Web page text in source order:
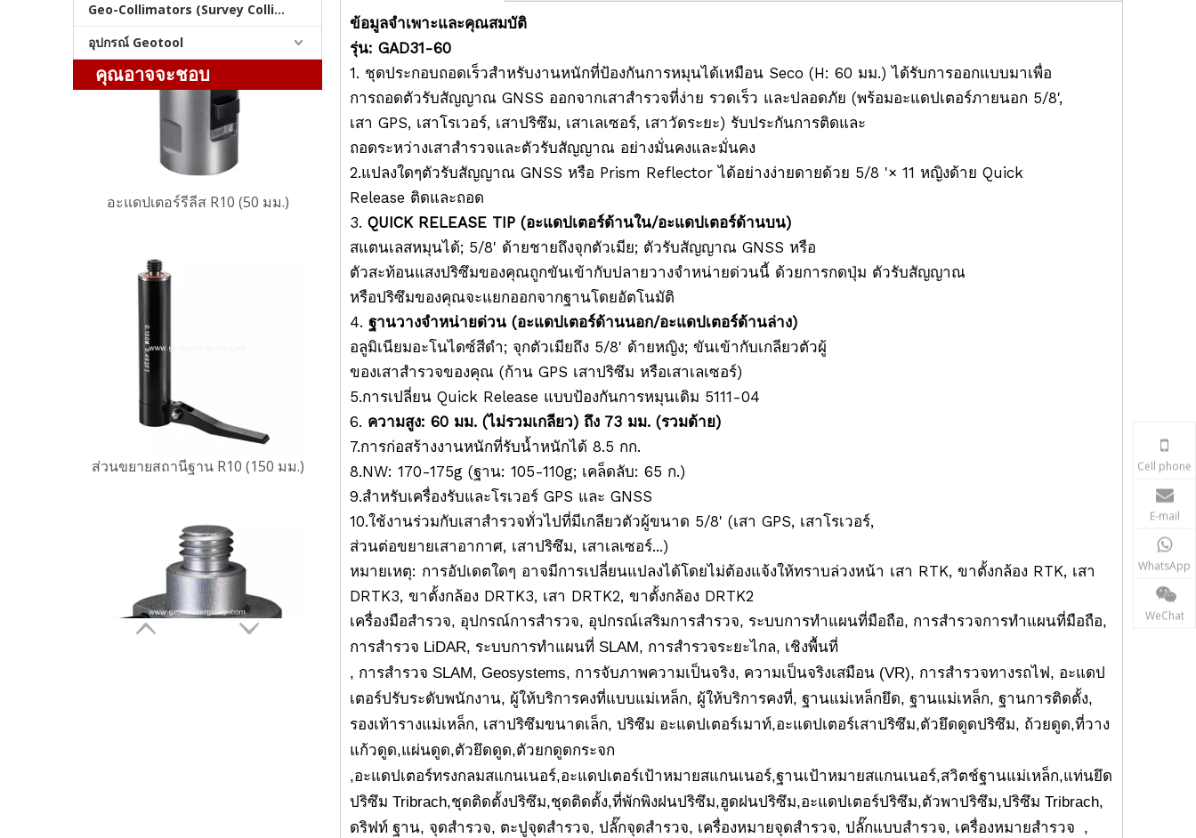
Geo-Collimators (Survey Collimators)
อุปกรณ์ Geotool
คุณอาจจะชอบ
อะแดปเตอร์รีลีส R10 (50 มม.)
อะแดปเตอร์สกรูถึงสต็อก
ข้อมูลจำเพาะและคุณสมบัติ
รุ่น: GAD31-60
1. ชุดประกอบถอดเร็วสำหรับงานหนักที่ป้องกันการหมุนได้เหมือน Seco (H: 60 มม.) ได้รับการออกแบบมาเพื่อ
การถอดตัวรับสัญญาณ GNSS ออกจากเสาสำรวจที่ง่าย รวดเร็ว และปลอดภัย (พร้อมอะแดปเตอร์ภายนอก 5/8',
เสา GPS, เสาโรเวอร์, เสาปริซึม, เสาเลเซอร์, เสาวัดระยะ) รับประกันการติดและ
ถอดระหว่างเสาสำรวจและตัวรับสัญญาณ อย่างมั่นคงและมั่นคง
2.แปลงใดๆตัวรับสัญญาณ GNSS หรือ Prism Reflector ได้อย่างง่ายดายด้วย 5/8 '× 11 หญิงด้าย Quick
Release ติดและถอด
3. QUICK RELEASE TIP (อะแดปเตอร์ด้านใน/อะแดปเตอร์ด้านบน)
สแตนเลสหมุนได้; 5/8' ด้ายชายถึงจุกตัวเมีย; ตัวรับสัญญาณ GNSS หรือ
ตัวสะท้อนแสงปริซึมของคุณถูกขันเข้ากับปลายวางจำหน่ายด่วนนี้ ด้วยการกดปุ่ม ตัวรับสัญญาณ
หรือปริซึมของคุณจะแยกออกจากฐานโดยอัตโนมัติ
4. ฐานวางจำหน่ายด่วน (อะแดปเตอร์ด้านนอก/อะแดปเตอร์ด้านล่าง)
อลูมิเนียมอะโนไดซ์สีดำ; จุกตัวเมียถึง 5/8' ด้ายหญิง; ขันเข้ากับเกลียวตัวผู้
ของเสาสำรวจของคุณ (ก้าน GPS เสาปริซึม หรือเสาเลเซอร์)
5.การเปลี่ยน Quick Release แบบป้องกันการหมุนเดิม 5111-04
6. ความสูง: 60 มม. (ไม่รวมเกลียว) ถึง 73 มม. (รวมด้าย)
7.การก่อสร้างงานหนักที่รับน้ำหนักได้ 8.5 กก.
8.NW: 170-175g (ฐาน: 105-110g; เคล็ดลับ: 65 ก.)
9.สำหรับเครื่องรับและโรเวอร์ GPS และ GNSS
10.ใช้งานร่วมกับเสาสำรวจทั่วไปที่มีเกลียวตัวผู้ขนาด 5/8' (เสา GPS, เสาโรเวอร์,
ส่วนต่อขยายเสาอากาศ, เสาปริซึม, เสาเลเซอร์...)
หมายเหตุ: การอัปเดตใดๆ อาจมีการเปลี่ยนแปลงได้โดยไม่ต้องแจ้งให้ทราบล่วงหน้า เสา RTK, ขาตั้งกล้อง RTK, เสา
DRTK3, ขาตั้งกล้อง DRTK3, เสา DRTK2, ขาตั้งกล้อง DRTK2
เครื่องมือสำรวจ, อุปกรณ์การสำรวจ, อุปกรณ์เสริมการสำรวจ, ระบบการทำแผนที่มือถือ, การสำรวจการทำแผนที่มือถือ,
การสำรวจ LiDAR, ระบบการทำแผนที่ SLAM, การสำรวจระยะไกล, เชิงพื้นที่
, การสำรวจ SLAM, Geosystems, การจับภาพความเป็นจริง, ความเป็นจริงเสมือน (VR), การสำรวจทางรถไฟ, อะแดป
เตอร์ปรับระดับพนักงาน, ผู้ให้บริการคงที่แบบแม่เหล็ก, ผู้ให้บริการคงที่, ฐานแม่เหล็กยึด, ฐานแม่เหล็ก, ฐานการติดตั้ง,
รองเท้ารางแม่เหล็ก, เสาปริซึมขนาดเล็ก, ปริซึม อะแดปเตอร์เมาท์,อะแดปเตอร์เสาปริซึม,ตัวยึดดูดปริซึม, ถ้วยดูด,ที่วาง
แก้วดูด,แผ่นดูด,ตัวยึดดูด,ตัวยกดูดกระจก
,อะแดปเตอร์ทรงกลมสแกนเนอร์,อะแดปเตอร์เป้าหมายสแกนเนอร์,ฐานเป้าหมายสแกนเนอร์,สวิตช์ฐานแม่เหล็ก,แท่นยึด
ปริซึม Tribrach,ชุดติดตั้งปริซึม,ชุดติดตั้ง,ที่พักพิงฝนปริซึม,ฮูดฝนปริซึม,อะแดปเตอร์ปริซึม,ตัวพาปริซึม,ปริซึม Tribrach,
ดริฟท์ ฐาน, จุดสำรวจ, ตะปูจุดสำรวจ, ปลั๊กจุดสำรวจ, เครื่องหมายจุดสำรวจ, ปลั๊กแบบสำรวจ, เครื่องหมายสำรวจ ,
Cell phone
E-mail
WhatsApp
WeChat